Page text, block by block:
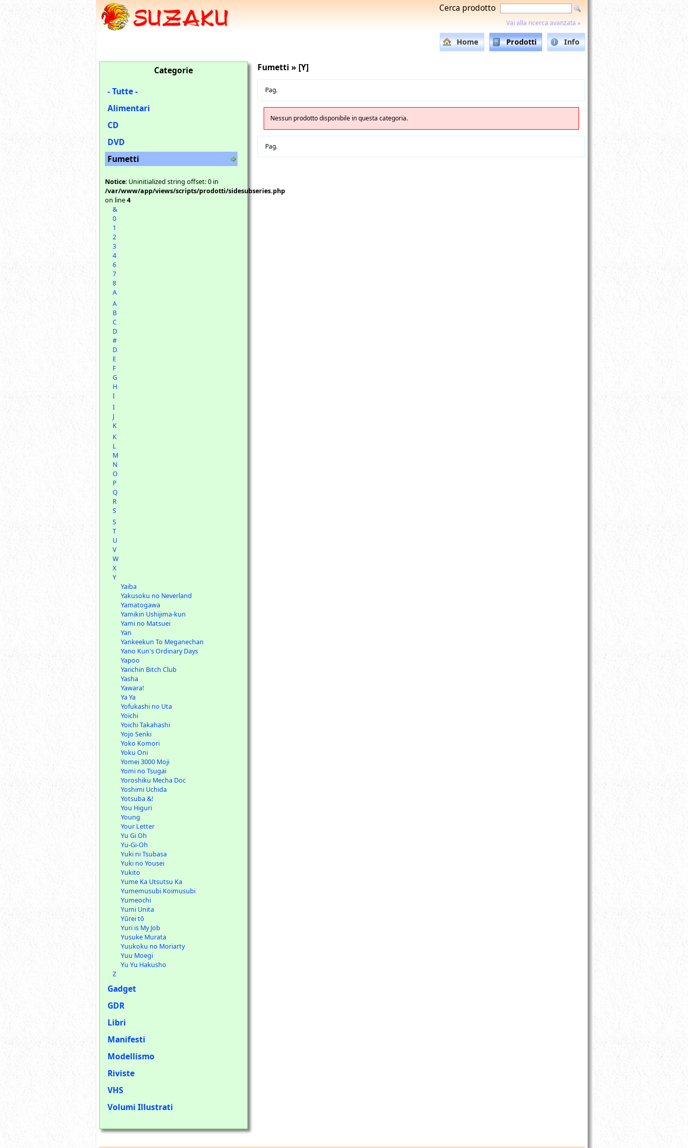
Cerca prodotto
Vai alla ricerca avanzata »
Home Prodotti Info
Fumetti » [Y]
Pag.
Nessun prodotto disponibile in questa categoria.
Pag.
Categorie
- Tutte -
Alimentari
CD
DVD
Fumetti
Notice: Uninitialized string offset: 0 in
/var/www/app/views/scripts/prodotti/sidesubseries.php
on line4
&
0
1
2
3
4
6
7
8
A
A
B
C
D
#
D
E
F
G
H
I
I
J
K
K
L
M
N
O
P
Q
R
S
S
T
U
V
W
X
Y
Yaiba
Yakusoku no Neverland
Yamatogawa
Yamikin Ushijima-kun
Yami no Matsuei
Yan
Yankeekun To Meganechan
Yano Kun's Ordinary Days
Yapoo
Yarichin Bitch Club
Yasha
Yawara!
Ya Ya
Yofukashi no Uta
Yoichi
Yoichi Takahashi
Yojo Senki
Yoko Komori
Yoku Oni
Yomei 3000 Moji
Yomi no Tsugai
Yoroshiku Mecha Doc
Yoshimi Uchida
Yotsuba &!
You Higuri
Young
Your Letter
Yu Gi Oh
Yu-Gi-Oh
Yuki ni Tsubasa
Yuki no Yousei
Yukito
Yume Ka Utsutsu Ka
Yumemusubi Koimusubi
Yumeochi
Yumi Unita
Yūrei tō
Yuri is My Job
Yusuke Murata
Yuukoku no Moriarty
Yuu Moegi
Yu Yu Hakusho
Z
Gadget
GDR
Libri
Manifesti
Modellismo
Riviste
VHS
Volumi Illustrati